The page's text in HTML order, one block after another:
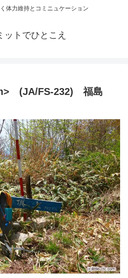
体力維持とコミニュケーション
ットでひとこえ
(JA/FS-232) 福島